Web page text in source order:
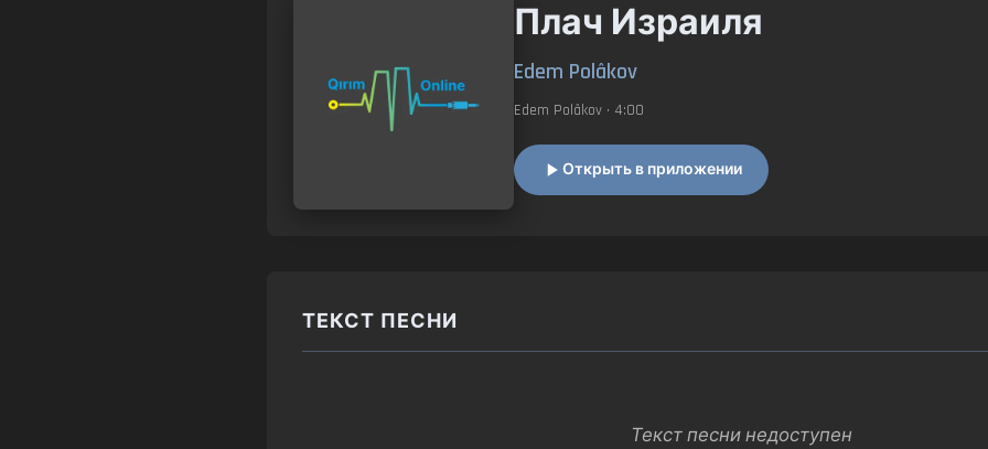
Плач Израиля
Edem Polâkov
Edem Polâkov • 4:00
Открыть в приложении
ТЕКСТ ПЕСНИ
Текст песни недоступен